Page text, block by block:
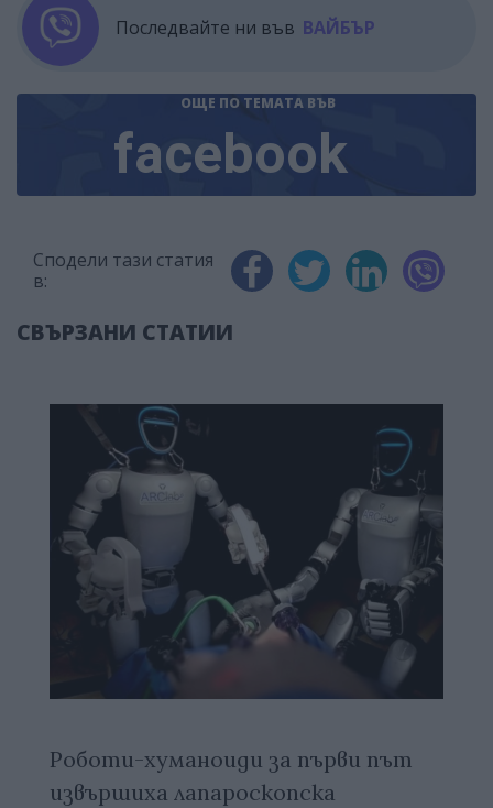
Последвайте ни във ВАЙБЪР
ОЩЕ ПО ТЕМАТА ВЪВ
facebook
Сподели тази статия
в:
СВЪРЗАНИ СТАТИИ
Роботи-хуманоиди за първи път
извършиха лапароскопска